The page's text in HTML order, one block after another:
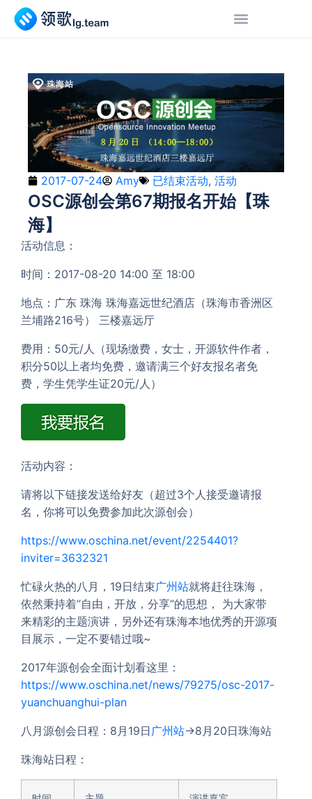
2017-07-24 Amy 已结束活动, 活动
OSC源创会第67期报名开始【珠
海】
活动信息：
时间：2017-08-20 14:00 至 18:00
地点：广东 珠海 珠海嘉远世纪酒店（珠海市香洲区
兰埔路216号） 三楼嘉远厅
费用：50元/人（现场缴费，女士，开源软件作者，
积分50以上者均免费，邀请满三个好友报名者免
费，学生凭学生证20元/人）
活动内容：
请将以下链接发送给好友（超过3个人接受邀请报
名，你将可以免费参加此次源创会）
https://www.oschina.net/event/2254401?
inviter=3632321
忙碌火热的八月，19日结束广州站就将赶往珠海，
依然秉持着“自由，开放，分享”的思想， 为大家带
来精彩的主题演讲，另外还有珠海本地优秀的开源项
目展示，一定不要错过哦~
2017年源创会全面计划看这里：
https://www.oschina.net/news/79275/osc-2017-
yuanchuanghui-plan
八月源创会日程：8月19日 广州站→8月20日珠海站
珠海站日程：